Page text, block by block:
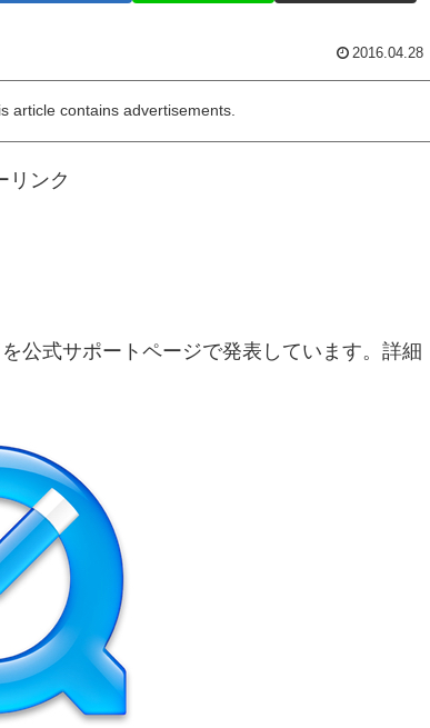
2016.04.28
article contains advertisements.
リンク
公式サポートページで発表しています。詳細